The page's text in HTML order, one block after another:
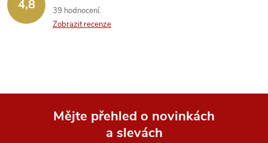
4,8
39 hodnocení
Zobrazit recenze
Mějte přehled o novinkách
a slevách